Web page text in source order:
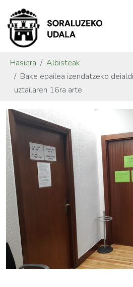
Hasiera
Albisteak
Bake epailea izendatzeko
uztailaren 16ra arte